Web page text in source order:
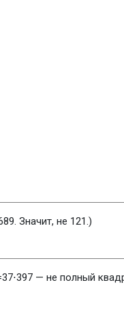
Значит, не 121.)
37⋅397 — не полный